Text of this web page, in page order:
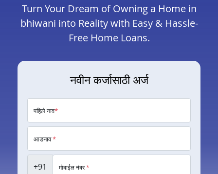
Turn Your Dream of Owning a Home in
bhiwani into Reality with Easy & Hassle-
Free Home Loans.
नवीन कर्जासाठी अर्ज
पहिले नाव*
आडनाव*
+91 मोबाईल नंबर*